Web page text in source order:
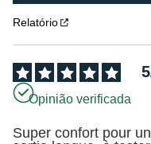
Relatório
5
Opinião verificada
Super confort pour